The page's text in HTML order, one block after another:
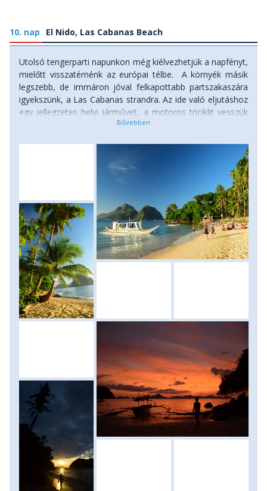
10. nap El Nido, Las Cabanas Beach
Utolsó tengerparti napunkon még kiélvezhetjük a napfényt,
mielőtt visszatérnénk az európai télbe. A környék másik
legszebb, de immáron jóval felkapottabb partszakaszára
igyekszünk, a Las Cabanas strandra. Az ide való eljutáshoz
egy jellegzetes helyi járművet, a motoros triciklit vesszük
igénybe. A motoros tricikli tulajdonképpen egy oldalkocsis
Akik a canopy után további izgalmakra vágynak,
kipróbálhatják a nemrég átadott zipline-t. A pazar
panorámát kínáló drótkötélpálya egy kisebb csúcsról
indulva a strand és a pálmafák fölött elsuhanva egy
partközeli kis szigeten ér véget, ahonnan egy földnyelven
tudunk visszasétálni strandunkra. De aki csak lazulni,
napozni, úszkálni szeretne, az is megtalálja itt számítását.
A pálmafák, a tenger, s a közeli bár kínálata kétségtelenül
emlékezetessé teszi utolsó napunkat és esténket a
Paradicsomban... Szállás: szálloda, ellátás: reggeli.